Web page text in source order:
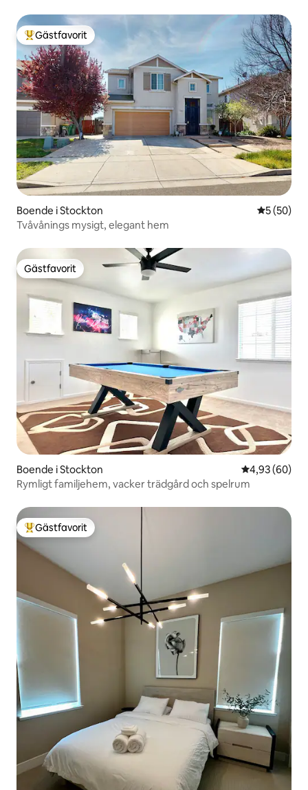
Populär gästfavorit
Gästfavorit
Boende i Stockton 5 av 5 i
5 (50)
Tvåvånings mysigt, elegant hem
Gästfavorit
Gästfavorit
Boende i Stockton 4,93 av 5 i
4,93 (60)
Rymligt familjehem, vacker trädgård och spelrum
Populär gästfavorit
Gästfavorit